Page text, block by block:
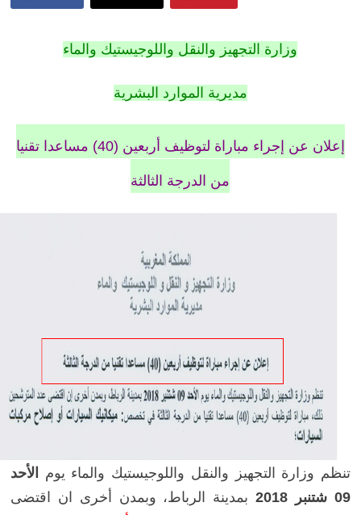
وزارة التجهيز والنقل واللوجيستيك والماء
مديرية الموارد البشرية
إعلان عن إجراء مباراة لتوظيف أربعين (40) مساعدا تقنيا
من الدرجة الثالثة
تنظم وزارة التجهيز والنقل واللوجيستيك والماء يوم
الأحد
09 شتنبر 2018
بمدينة الرباط، وبمدن أخرى ان اقتضى